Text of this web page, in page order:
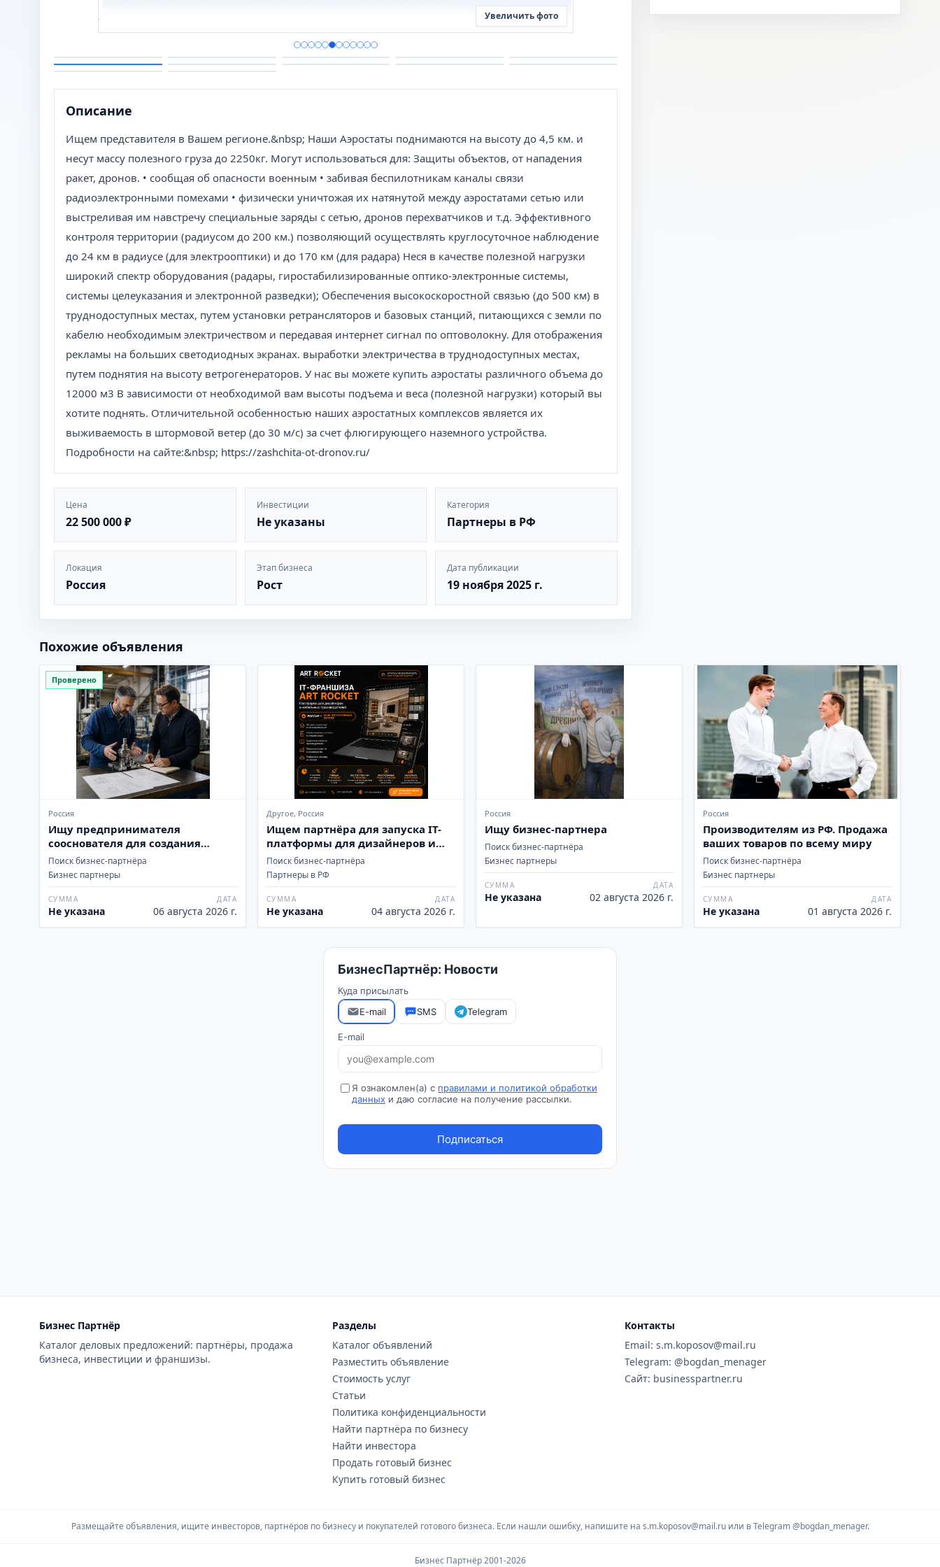
Увеличить фото
Описание
Ищем представителя в Вашем регионе.&nbsp; Наши Аэростаты поднимаются на высоту до 4,5 км. и
несут массу полезного груза до 2250кг. Могут использоваться для: Защиты объектов, от нападения
ракет, дронов. • сообщая об опасности военным • забивая беспилотникам каналы связи
радиоэлектронными помехами • физически уничтожая их натянутой между аэростатами сетью или
выстреливая им навстречу специальные заряды с сетью, дронов перехватчиков и т.д. Эффективного
контроля территории (радиусом до 200 км.) позволяющий осуществлять круглосуточное наблюдение
до 24 км в радиусе (для электрооптики) и до 170 км (для радара) Неся в качестве полезной нагрузки
широкий спектр оборудования (радары, гиростабилизированные оптико-электронные системы,
системы целеуказания и электронной разведки); Обеспечения высокоскоростной связью (до 500 км) в
труднодоступных местах, путем установки ретрансляторов и базовых станций, питающихся с земли по
кабелю необходимым электричеством и передавая интернет сигнал по оптоволокну. Для отображения
рекламы на больших светодиодных экранах. выработки электричества в труднодоступных местах,
путем поднятия на высоту ветрогенераторов. У нас вы можете купить аэростаты различного объема до
12000 м3 В зависимости от необходимой вам высоты подъема и веса (полезной нагрузки) который вы
хотите поднять. Отличительной особенностью наших аэростатных комплексов является их
выживаемость в штормовой ветер (до 30 м/с) за счет флюгирующего наземного устройства.
Подробности на сайте:&nbsp; https://zashchita-ot-dronov.ru/
Цена
22 500 000 ₽
Инвестиции
Не указаны
Категория
Партнеры в РФ
Локация
Россия
Этап бизнеса
Рост
Дата публикации
19 ноября 2025 г.
Похожие объявления
Проверено
Россия
Ищу предпринимателя
сооснователя для создания
новых бизнесов
Поиск бизнес-партнёра
Бизнес партнеры
СУММА
Не указана
ДАТА
06 августа 2026 г.
Другое, Россия
Ищем партнёра для запуска IT-
платформы для дизайнеров и
мебельных производителей в
России
Поиск бизнес-партнёра
Партнеры в РФ
СУММА
Не указана
ДАТА
04 августа 2026 г.
Россия
Ищу бизнес-партнера
Поиск бизнес-партнёра
Бизнес партнеры
СУММА
Не указана
ДАТА
02 августа 2026 г.
Россия
Производителям из РФ. Продажа
ваших товаров по всему миру
Поиск бизнес-партнёра
Бизнес партнеры
СУММА
Не указана
ДАТА
01 августа 2026 г.
Бизнес Партнёр
Каталог деловых предложений: партнёры, продажа
бизнеса, инвестиции и франшизы.
Разделы
Каталог объявлений
Разместить объявление
Стоимость услуг
Статьи
Политика конфиденциальности
Найти партнёра по бизнесу
Найти инвестора
Продать готовый бизнес
Купить готовый бизнес
Контакты
Email: s.m.koposov@mail.ru
Telegram: @bogdan_menager
Сайт: businesspartner.ru
Размещайте объявления, ищите инвесторов, партнёров по бизнесу и покупателей готового бизнеса. Если нашли ошибку, напишите на s.m.koposov@mail.ru или в Telegram @bogdan_menager.
Бизнес Партнёр 2001-2026